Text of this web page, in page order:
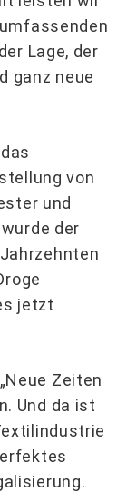
Lage, der
ganz neue
von
und
der
jetzt
Zeiten
Und da ist